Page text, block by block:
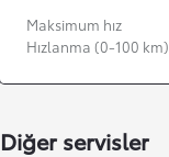
Maksimum hız
Hızlanma (0-100 km)
Diğer servisler